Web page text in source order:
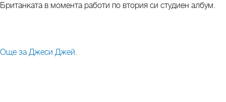
Британката в момента работи по втория си студиен албум.
Още за Джеси Джей.